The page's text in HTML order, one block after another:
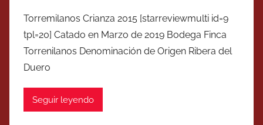
Torremilanos Crianza 2015 [starreviewmulti id=9
tpl=20] Catado en Marzo de 2019 Bodega Finca
Torrenilanos Denominación de Origen Ribera del
Duero
Seguir leyendo